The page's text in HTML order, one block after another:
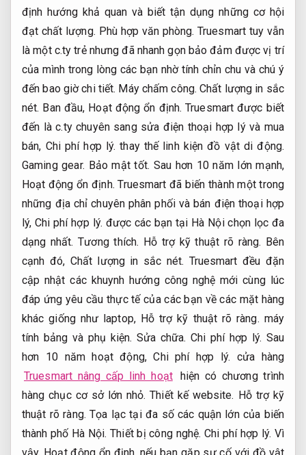
định hướng khả quan và biết tận dụng những cơ hội
đạt chất lượng. Phù hợp văn phòng. Truesmart tuy vẫn
là một c.ty trẻ nhưng đã nhanh gọn bảo đảm được vị trí
của mình trong lòng các bạn nhờ tính chỉn chu và chú ý
đến bao giờ chi tiết. Máy chấm công. Chất lượng in sắc
nét. Ban đầu, Hoạt động ổn định. Truesmart được biết
đến là c.ty chuyên sang sửa điện thoại hợp lý và mua
bán, Chi phí hợp lý. thay thế linh kiện đồ vật di động.
Gaming gear. Bảo mật tốt. Sau hơn 10 năm lớn mạnh,
Hoạt động ổn định. Truesmart đã biến thành một trong
những địa chỉ chuyên phân phối và bán điện thoại hợp
lý,Chi phí hợp lý. được các bạn tại Hà Nội chọn lọc đa
dạng nhất.Tương thích. Hỗ trợ kỹ thuật rõ ràng. Bên
cạnh đó, Chất lượng in sắc nét. Truesmart đều đặn
cập nhật các khuynh hướng công nghệ mới cùng lúc
đáp ứng yêu cầu thực tế của các bạn về các mặt hàng
khác giống như laptop, Hỗ trợ kỹ thuật rõ ràng. máy
tính bảng và phụ kiện. Sửa chữa. Chi phí hợp lý. Sau
hơn 10 năm hoạt động,Chi phí hợp lý. cửa hàng
Truesmart nâng cấp linh hoạt hiện có chương trình
hàng chục cơ sở lớn nhỏ.Thiết kế website. Hỗ trợ kỹ
thuật rõ ràng. Tọa lạc tại đa số các quận lớn của biến
thành phố Hà Nội.Thiết bị công nghệ. Chi phí hợp lý. Vì